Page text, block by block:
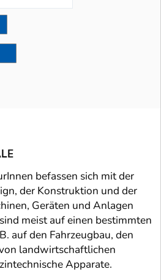
befassen sich mit der
der Konstruktion und der
Geräten und Anlagen
meist auf einen bestimmten
auf den Fahrzeugbau, den
landwirtschaftlichen
Apparate.